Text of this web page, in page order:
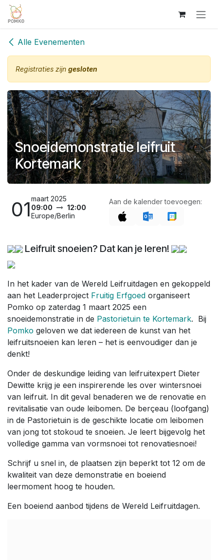
Overslaan naar inhoud
Alle Evenementen
Registraties zijn gesloten
Snoeidemonstratie leifruit
Kortemark
01maart 2025
09:00
12:00
Europe/Berlin
Aan de kalender toevoegen:
Leifruit snoeien? Dat kan je leren!
In het kader van de Wereld Leifruitdagen en gekoppeld
aan het Leaderproject Fruitig Erfgoed organiseert
Pomko op zaterdag 1 maart 2025 een
snoeidemonstratie in de Pastorietuin te Kortemark. Bij
Pomko geloven we dat iedereen de kunst van het
leifruitsnoeien kan leren – het is eenvoudiger dan je
denkt!
Onder de deskundige leiding van leifruitexpert Dieter
Dewitte krijg je een inspirerende les over wintersnoei
van leifruit. In dit geval benaderen we de renovatie en
revitalisatie van oude leibomen. De berçeau (loofgang)
in de Pastorietuin is de geschikte locatie om leibomen
van jong tot stokoud te snoeien. Je leert bijgevolg het
volledige gamma van vormsnoei tot renovatiesnoei!
Schrijf u snel in, de plaatsen zijn beperkt tot 12 om de
kwaliteit van deze demonstratie en boeiend
leermoment hoog te houden.
Een boeiend aanbod tijdens de Wereld Leifruitdagen.